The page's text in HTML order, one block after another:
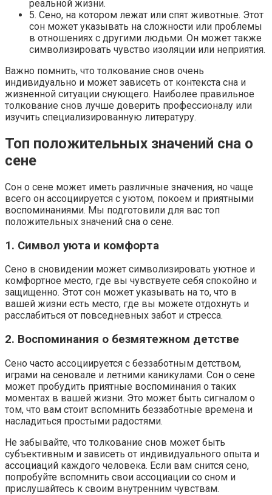
реальной жизни.
5. Сено, на котором лежат или спят животные. Этот
сон может указывать на сложности или проблемы
в отношениях с другими людьми. Он может также
символизировать чувство изоляции или неприятия.
Важно помнить, что толкование снов очень
индивидуально и может зависеть от контекста сна и
жизненной ситуации снующего. Наиболее правильное
толкование снов лучше доверить профессионалу или
изучить специализированную литературу.
Топ положительных значений сна о
сене
Сон о сене может иметь различные значения, но чаще
всего он ассоциируется с уютом, покоем и приятными
воспоминаниями. Мы подготовили для вас топ
положительных значений сна о сене.
1. Символ уюта и комфорта
Сено в сновидении может символизировать уютное и
комфортное место, где вы чувствуете себя спокойно и
защищенно. Этот сон может указывать на то, что в
вашей жизни есть место, где вы можете отдохнуть и
расслабиться от повседневных забот и стресса.
2. Воспоминания о безмятежном детстве
Сено часто ассоциируется с беззаботным детством,
играми на сеновале и летними каникулами. Сон о сене
может пробудить приятные воспоминания о таких
моментах в вашей жизни. Это может быть сигналом о
том, что вам стоит вспомнить беззаботные времена и
насладиться простыми радостями.
Не забывайте, что толкование снов может быть
субъективным и зависеть от индивидуального опыта и
ассоциаций каждого человека. Если вам снится сено,
попробуйте вспомнить свои ассоциации со сном и
прислушайтесь к своим внутренним чувствам.